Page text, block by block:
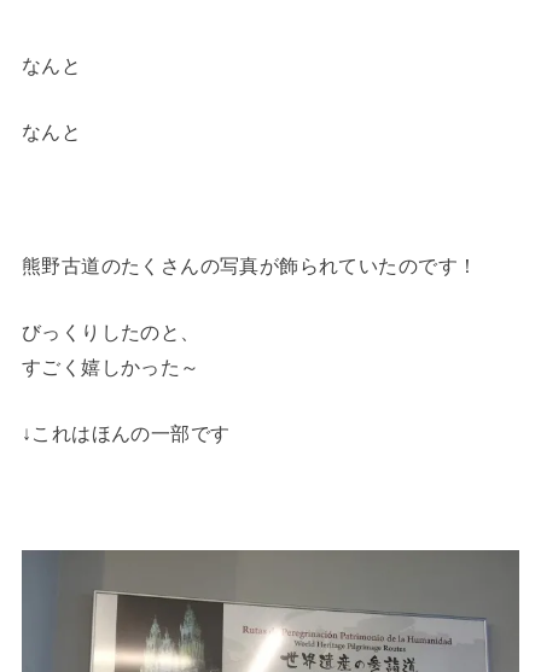
なんと
なんと
熊野古道のたくさんの写真が飾られていたのです！
びっくりしたのと、
すごく嬉しかった～
↓これはほんの一部です